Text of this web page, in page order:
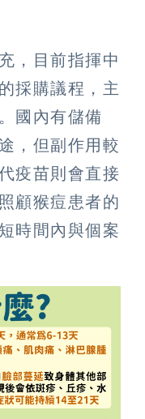
，目前指揮中
採購議程，主
國內有儲備
，但副作用較
疫苗則會直接
顧猴痘患者的
時間內與個案